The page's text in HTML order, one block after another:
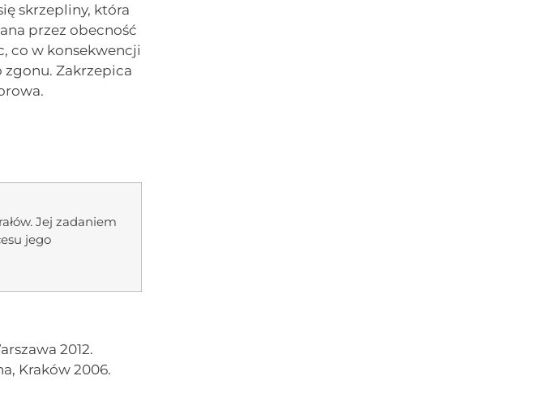
skrzepliny, która
przez obecność
co w konsekwencji
Zakrzepica
Jej zadaniem
jego
2012.
Kraków 2006.